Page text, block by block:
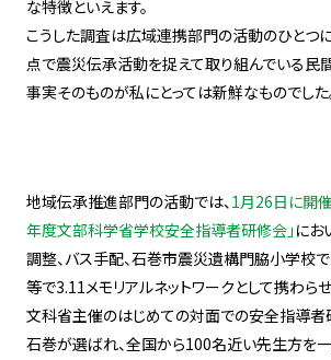
な特徴といえます。
こうした調査は広域連携部門の活動のひとつ
点で震災伝承活動を捉えて取り組んでいる民
事実そのものが私にとっては新鮮なものでした
地域伝承推進部門の活動では、1月26日に開
年度文部科学省学校安全指導者研修会」 にお
調整、バス手配、石巻市震災遺構門脇小学校で
等で3.11メモリアルネットワークとして携わら
文科省主催のはじめての対面での安全指導者
石巻が選ばれ、全国から100名近い先生方を